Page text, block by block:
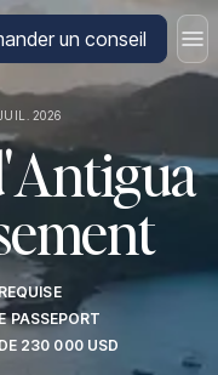
un conseil
2026
PASSEPORT
230 000 USD